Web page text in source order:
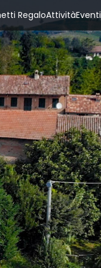
RegaloAttivitàEventi